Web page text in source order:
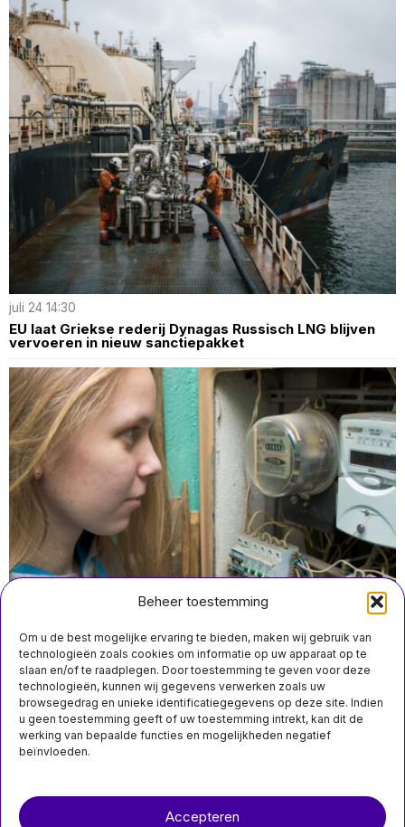
Beheer toestemming
Om u de best mogelijke ervaring te bieden, maken wij gebruik van
technologieën zoals cookies om informatie op uw apparaat op te
slaan en/of te raadplegen. Door toestemming te geven voor deze
technologieën, kunnen wij gegevens verwerken zoals uw
browsegedrag en unieke identificatiegegevens op deze site. Indien
u geen toestemming geeft of uw toestemming intrekt, kan dit de
werking van bepaalde functies en mogelijkheden negatief
beïnvloeden.
Accepteren
juli 24 14:30
EU laat Griekse rederij Dynagas Russisch LNG blijven
vervoeren in nieuw sanctiepakket
juli 23 21:20
Huishoudens in Nederland geven meer uit aan energie
en brandstof dan tijdens energiecrisis van 2022
nieuwsimpuls.online
MIS HET NIET